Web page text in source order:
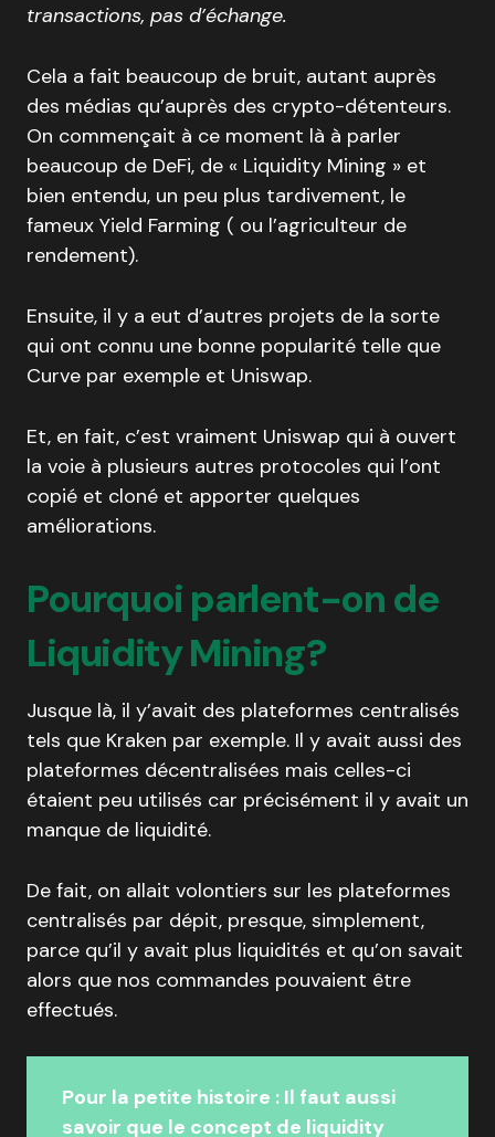
transactions, pas d’échange.
Cela a fait beaucoup de bruit, autant auprès
des médias qu’auprès des crypto-détenteurs.
On commençait à ce moment là à parler
beaucoup de DeFi, de « Liquidity Mining » et
bien entendu, un peu plus tardivement, le
fameux Yield Farming ( ou l’agriculteur de
rendement).
Ensuite, il y a eut d’autres projets de la sorte
qui ont connu une bonne popularité telle que
Curve par exemple et Uniswap.
Et, en fait, c’est vraiment Uniswap qui à ouvert
la voie à plusieurs autres protocoles qui l’ont
copié et cloné et apporter quelques
améliorations.
Pourquoi parlent-on de
Liquidity Mining?
Jusque là, il y’avait des plateformes centralisés
tels que Kraken par exemple. Il y avait aussi des
plateformes décentralisées mais celles-ci
étaient peu utilisés car précisément il y avait un
manque de liquidité.
De fait, on allait volontiers sur les plateformes
centralisés par dépit, presque, simplement,
parce qu’il y avait plus liquidités et qu’on savait
alors que nos commandes pouvaient être
effectués.
Pour la petite histoire : Il faut aussi
savoir que le concept de liquidity